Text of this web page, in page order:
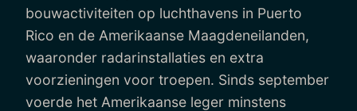
bouwactiviteiten op luchthavens in Puerto
Rico en de Amerikaanse Maagdeneilanden,
waaronder radarinstallaties en extra
voorzieningen voor troepen. Sinds september
voerde het Amerikaanse leger minstens